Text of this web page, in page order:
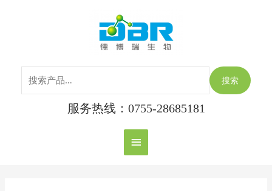
主
菜
单
搜索
服务热线：0755-28685181